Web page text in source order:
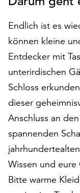
„Alle
akzeptieren“,
um
alle
Cookies
zu
akzeptieren.
Sie
können
Einverständnis
jederzeit
ändern
und
Endlich ist es
können kleine
Entdecker mit
unterirdischen
Schloss
dieser
Anschluss an
spannenden
Wissen und
Bitte warme